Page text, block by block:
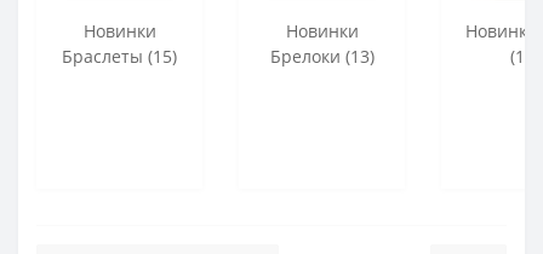
Новинки
Браслеты (15)
Новинки
Брелоки (13)
Новинки
(15)